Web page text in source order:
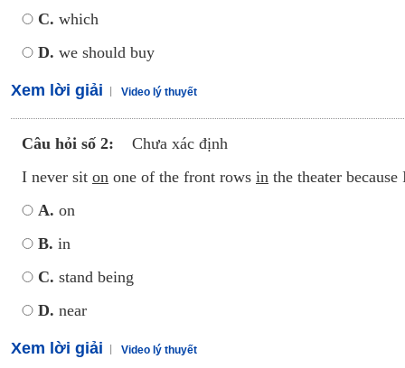
C. which
D. we should buy
Xem lời giải Video lý thuyết
Câu hỏi số 2:
Chưa xác định
I never sit on one of the front rows in the theater
A. on
B. in
C. stand being
D. near
Xem lời giải Video lý thuyết